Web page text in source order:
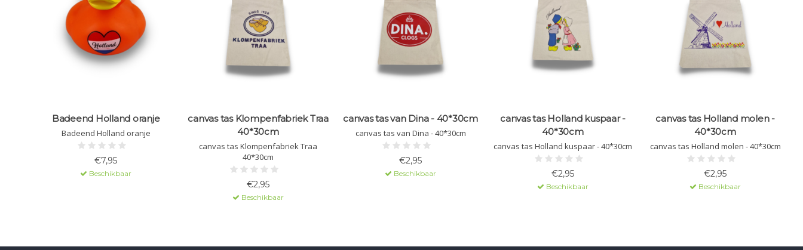
Badeend Holland oranje
Badeend Holland oranje
€7,95
Beschikbaar
canvas tas Klompenfabriek Traa
40*30cm
canvas tas Klompenfabriek Traa
40*30cm
€2,95
Beschikbaar
canvas tas van Dina - 40*30cm
canvas tas van Dina - 40*30cm
€2,95
Beschikbaar
canvas tas Holland kuspaar -
40*30cm
canvas tas Holland kuspaar - 40*30cm
€2,95
Beschikbaar
canvas tas Holland molen -
40*30cm
canvas tas Holland molen - 40*30cm
€2,95
Beschikbaar